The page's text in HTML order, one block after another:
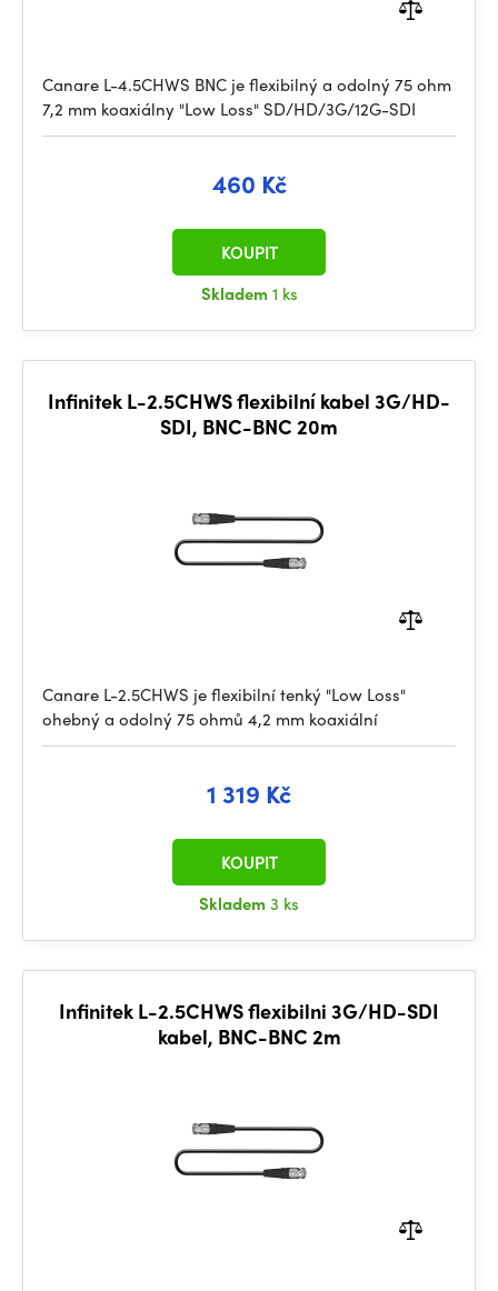
Canare L-4.5CHWS BNC je flexibilný a odolný 75 ohm
7,2 mm koaxiálny "Low Loss" SD/HD/3G/12G-SDI
460 Kč
Skladem1 ks
KOUPIT
Infinitek L-2.5CHWS flexibilní kabel 3G/HD-
SDI, BNC-BNC 20m
Canare L-2.5CHWS je flexibilní tenký "Low Loss"
ohebný a odolný 75 ohmů 4,2 mm koaxiální
1 319 Kč
Skladem3 ks
KOUPIT
Infinitek L-2.5CHWS flexibilni 3G/HD-SDI
kabel, BNC-BNC 2m